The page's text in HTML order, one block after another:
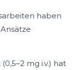
haben
mg i.v.) hat